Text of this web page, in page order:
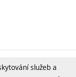
služeb a